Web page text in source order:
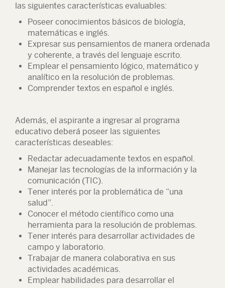
las siguientes características evaluables:
Poseer conocimientos básicos de biología,
matemáticas e inglés.
Expresar sus pensamientos de manera ordenada
y coherente, a través del lenguaje escrito.
Emplear el pensamiento lógico, matemático y
analítico en la resolución de problemas.
Comprender textos en español e inglés.
Además, el aspirante a ingresar al programa
educativo deberá poseer las siguientes
características deseables:
Redactar adecuadamente textos en español.
Manejar las tecnologías de la información y la
comunicación (TIC).
Tener interés por la problemática de “una
salud”.
Conocer el método científico como una
herramienta para la resolución de problemas.
Tener interés para desarrollar actividades de
campo y laboratorio.
Trabajar de manera colaborativa en sus
actividades académicas.
Emplear habilidades para desarrollar el